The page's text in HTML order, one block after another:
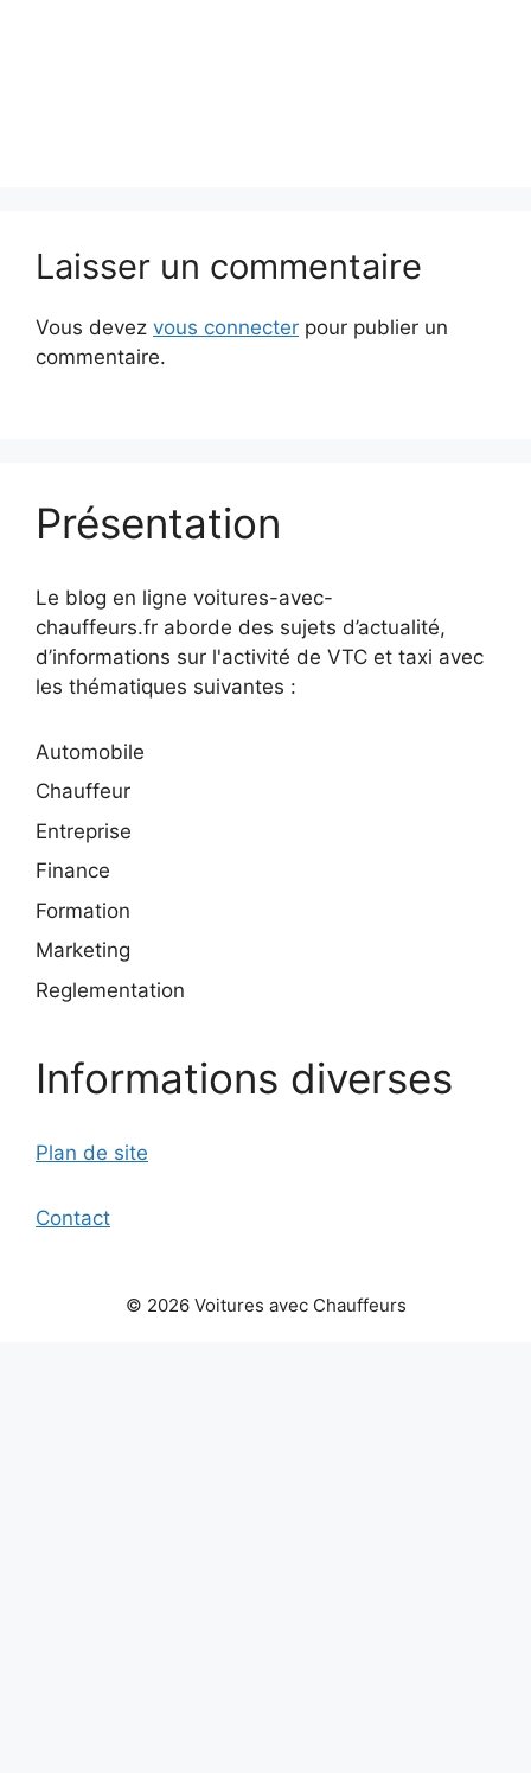
Laisser un commentaire
Vous devez vous connecter pour publier un
commentaire.
Présentation
Le blog en ligne voitures-avec-
chauffeurs.fr aborde des sujets d’actualité,
d’informations sur l'activité de VTC et taxi avec
les thématiques suivantes :
Automobile
Chauffeur
Entreprise
Finance
Formation
Marketing
Reglementation
Informations diverses
Plan de site
Contact
© 2026 Voitures avec Chauffeurs